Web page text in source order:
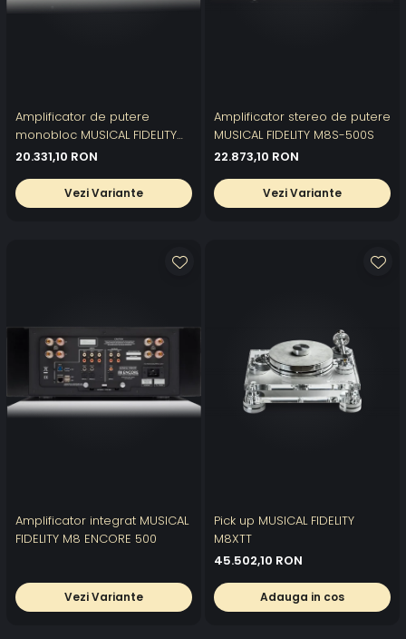
Amplificator de putere
monobloc MUSICAL FIDELITY
M8S-700M
20.331,10 RON
Vezi Variante
Amplificator stereo de putere
MUSICAL FIDELITY M8S-500S
22.873,10 RON
Vezi Variante
Amplificator integrat MUSICAL
FIDELITY M8 ENCORE 500
Vezi Variante
Pick up MUSICAL FIDELITY
M8XTT
45.502,10 RON
Adauga in cos